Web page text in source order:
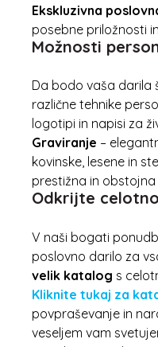
Ekskluzivna
posebne priložnosti
Možnosti
Da bodo vaša darila
različne tehnike
logotipi in napisi za
Graviranje –
kovinske, lesene in
prestižna in
Odkrijte
V naši bogati
poslovno darilo za
velik katalog s
Kliknite tukaj za
povpraševanje in
veseljem vam